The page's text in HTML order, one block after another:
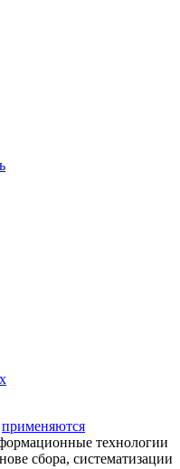
применяются
технологии
сбора, систематизации